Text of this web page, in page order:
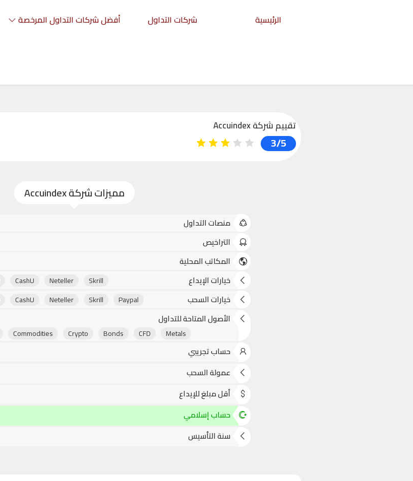
الرئيسية شركات التداول أفضل شركات التداول المرخصة
تقييم شركة Accuindex
3/5
مميزات شركة Accuindex
منصات التداول
التراخيص
المكاتب المحلية
خيارات الإيداع
CashU Neteller Skrill
خيارات السحب CashU Neteller Skrill Paypal
الأصول المتاحة للتداول
Commodities Crypto Bonds CFD Metals
حساب تجريبي
عمولة السحب
أقل مبلغ للإيداع
حساب إسلامي
سنة التأسيس